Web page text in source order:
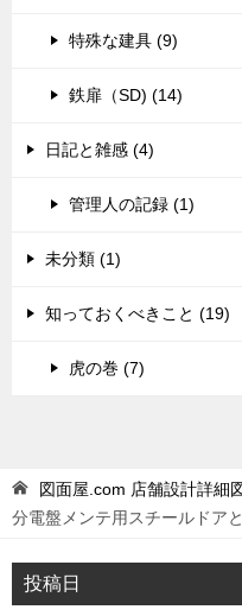
特殊な建具 (9)
鉄扉（SD) (14)
日記と雑感 (4)
管理人の記録 (1)
未分類 (1)
知っておくべきこと (19)
虎の巻 (7)
図面屋.com 店舗設計詳細
分電盤メンテ用スチールドア
投稿日